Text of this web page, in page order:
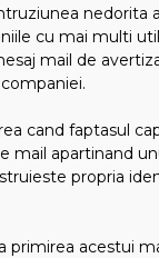
nedorita
cu mai multi
mail de
cand faptasul
mail apartinand
propria
primirea acestui